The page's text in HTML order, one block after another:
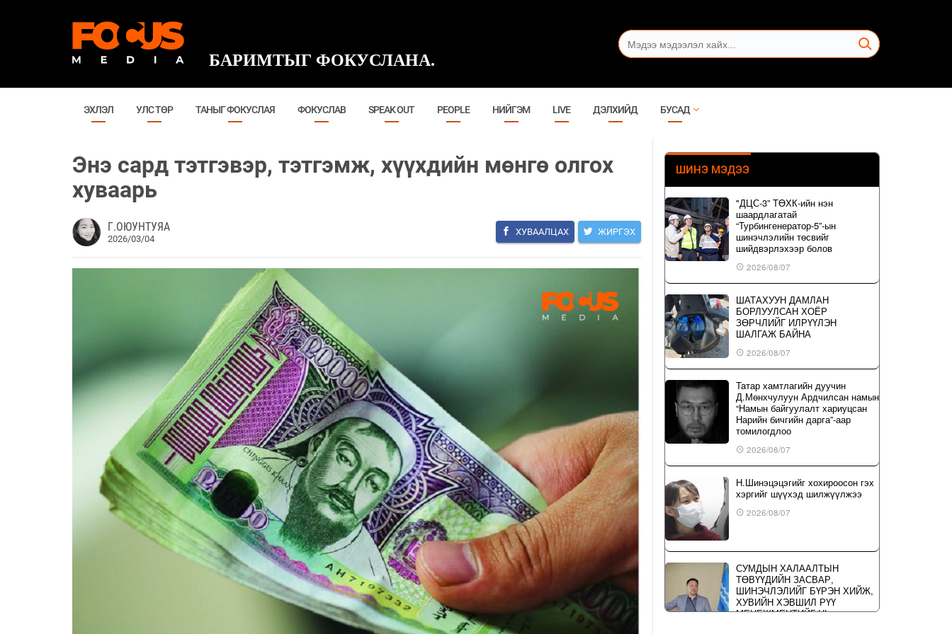
БАРИМТЫГ ФОКУСЛАНА.
ЭХЛЭЛ УЛС ТӨР ТАНЫГ ФОКУСЛАЯ ФОКУСЛАВ SPEAK OUT PEOPLE НИЙГЭМ LIVE ДЭЛХИЙД БУСАД
Энэ сард тэтгэвэр, тэтгэмж, хүүхдийн мөнгө олгох
хуваарь
Г.ОЮУНТУЯА
2026/03/04
ХУВААЛЦАХ ЖИРГЭХ
ШИНЭ МЭДЭЭ
"ДЦС-3” ТӨХК-ийн нэн
шаардлагатай
“Турбингенератор-5”-ын
шинэчлэлийн төсвийг
шийдвэрлэхээр болов
2026/08/07
ШАТАХУУН ДАМЛАН
БОРЛУУЛСАН ХОЁР
ЗӨРЧЛИЙГ ИЛРҮҮЛЭН
ШАЛГАЖ БАЙНА
2026/08/07
Татар хамтлагийн дуучин
Д.Мөнхчулуун Ардчилсан намын
“Намын байгуулалт хариуцсан
Нарийн бичгийн дарга”-аар
томилогдлоо
2026/08/07
Н.Шинэцэцэгийг хохироосон гэх
хэргийг шүүхэд шилжүүлжээ
2026/08/07
СУМДЫН ХАЛААЛТЫН
ТӨВҮҮДИЙН ЗАСВАР,
ШИНЭЧЛЭЛИЙГ БҮРЭН ХИЙЖ,
ХУВИЙН ХЭВШИЛ РҮҮ
МЕНЕЖМЕНТИЙГ НЬ